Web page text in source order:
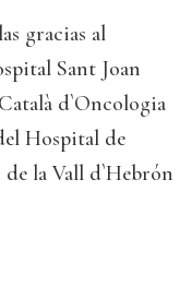
gracias al
Sant Joan
d`Oncologia
Hospital de
la Vall d`Hebrón